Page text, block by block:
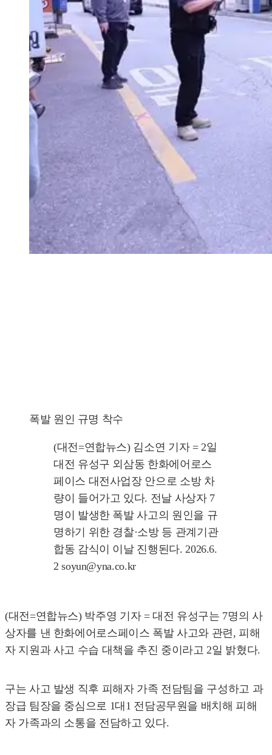
폭발 원인 규명 착수
(대전=연합뉴스) 김소연 기자 = 2일
대전 유성구 외삼동 한화에어로스
페이스 대전사업장 안으로 소방 차
량이 들어가고 있다. 전날 사상자 7
명이 발생한 폭발 사고의 원인을 규
명하기 위한 경찰·소방 등 관계기관
합동 감식이 이날 진행된다. 2026.6.
2 soyun@yna.co.kr
(대전=연합뉴스) 박주영 기자 = 대전 유성구는 7명의 사
상자를 낸 한화에어로스페이스 폭발 사고와 관련, 피해
자 지원과 사고 수습 대책을 추진 중이라고 2일 밝혔다.
구는 사고 발생 직후 피해자 가족 전담팀을 구성하고 과
장급 팀장을 중심으로 1대1 전담공무원을 배치해 피해
자 가족과의 소통을 전담하고 있다.